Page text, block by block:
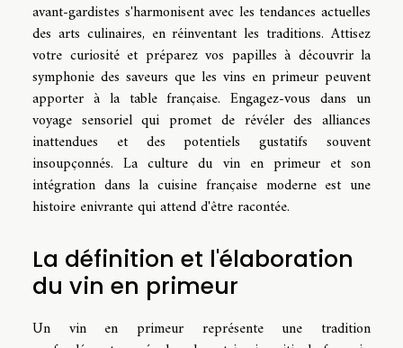
avant-gardistes s'harmonisent avec les tendances actuelles
des arts culinaires, en réinventant les traditions. Attisez
votre curiosité et préparez vos papilles à découvrir la
symphonie des saveurs que les vins en primeur peuvent
apporter à la table française. Engagez-vous dans un
voyage sensoriel qui promet de révéler des alliances
inattendues et des potentiels gustatifs souvent
insoupçonnés. La culture du vin en primeur et son
intégration dans la cuisine française moderne est une
histoire enivrante qui attend d'être racontée.
La définition et l'élaboration
du vin en primeur
Un vin en primeur représente une tradition